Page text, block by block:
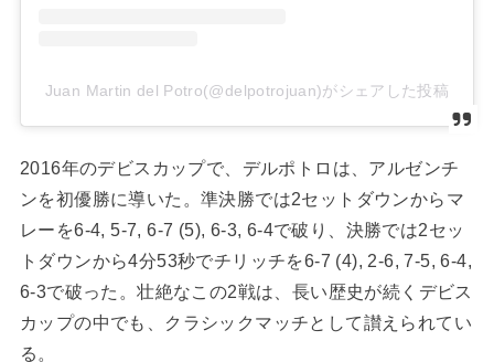
Juan Martin del Potro(@delpotrojuan)がシェアした投稿
2016年のデビスカップで、デルポトロは、アルゼンチ
ンを初優勝に導いた。準決勝では2セットダウンからマ
レーを6-4, 5-7, 6-7 (5), 6-3, 6-4で破り、決勝では2セッ
トダウンから4分53秒でチリッチを6-7 (4), 2-6, 7-5, 6-4,
6-3で破った。壮絶なこの2戦は、長い歴史が続くデビス
カップの中でも、クラシックマッチとして讃えられてい
る。